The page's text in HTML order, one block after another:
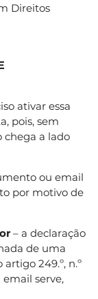
Direitos
ativar essa
pois, sem
a lado
ou email
por motivo de
– a declaração
de uma
249.º, n.º
serve,